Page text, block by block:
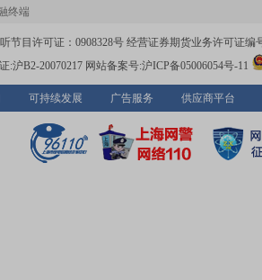
终端
节目许可证：0908328号 经营证券期货业务许可证编
:沪B2-20070217 网站备案号:沪ICP备05006054号-11
可持续发展 广告服务 供应商平台